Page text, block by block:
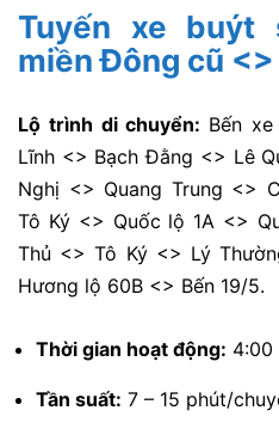
Tuyến xe buýt
miền Đông cũ
Lộ trình di chuyển: Bến
Lĩnh <> Bạch Đằng <> Lê
Nghị <> Quang Trung <>
Tô Ký <> Quốc lộ 1A <>
Thủ <> Tô Ký <> Lý
Hương lộ 60B <> Bến 19/5.
Thời gian hoạt động: 4:00
Tần suất: 7 – 15 phút/